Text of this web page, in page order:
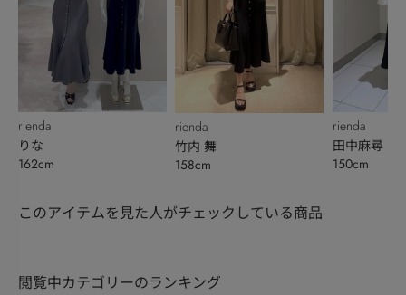
rienda
りな
162cm
rienda
竹内 舞
158cm
rienda
田中麻尋
150cm
このアイテムを見た人がチェックしている商品
閲覧中カテゴリーのランキング